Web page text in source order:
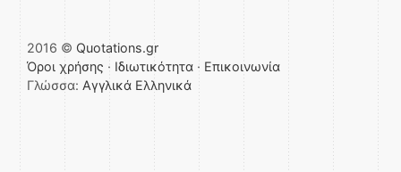
2016 © Quotations.gr
Όροι χρήσης · Ιδιωτικότητα · Επικοινωνία
Γλώσσα: Αγγλικά Ελληνικά